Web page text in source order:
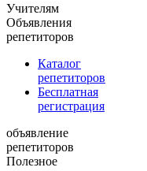
Учителям
Объявления
репетиторов
Каталог
репетиторов
Бесплатная
регистрация
объявление
репетиторов
Полезное